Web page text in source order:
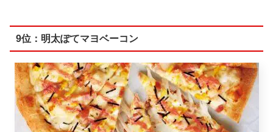
9位：明太ぽてマヨベーコン